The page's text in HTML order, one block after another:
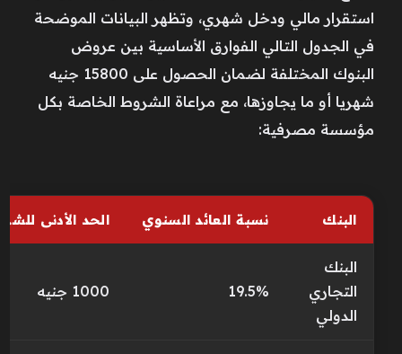
استقرار مالي ودخل شهري، وتظهر البيانات الموضحة
في الجدول التالي الفوارق الأساسية بين عروض
البنوك المختلفة لضمان الحصول على 15800 جنيه
شهريا أو ما يجاوزها، مع مراعاة الشروط الخاصة بكل
مؤسسة مصرفية:
البنك نسبة العائد السنوي الحد الأدنى
البنك
التجاري
الدولي
19.5% 1000 جنيه